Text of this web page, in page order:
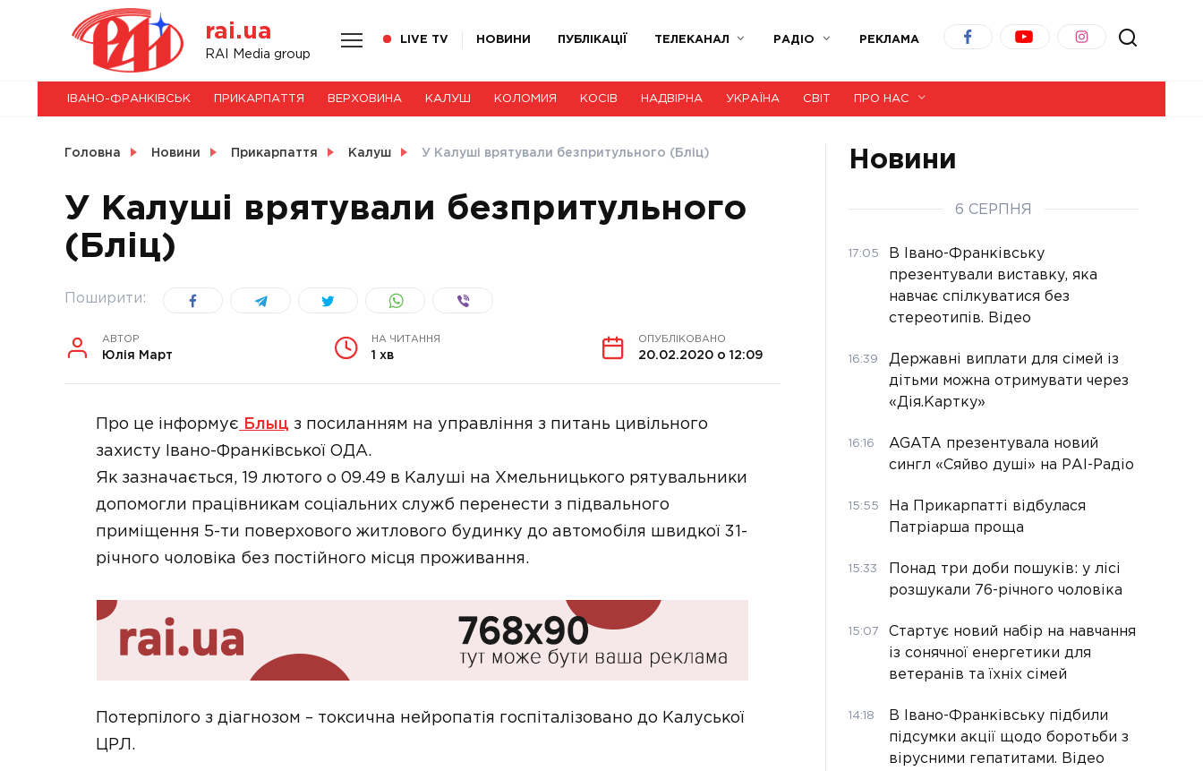
rai.ua
RAI Media group
LIVE TV НОВИНИ ПУБЛІКАЦІЇ ТЕЛЕКАНАЛ РАДІО РЕКЛАМА
НОВИНИ
СВІТ
УКРАЇНА
ІВАНО-ФРАНКІВСЬК ПРИКАРПАТТЯ ВЕРХОВИНА КАЛУШ КОЛОМИЯ КОСІВ НАДВІРНА УКРАЇНА СВІТ ПРО НАС
Головна Новини Прикарпаття Калуш У Калуші врятували безпритульного (Бліц)
У Калуші врятували безпритульного
(Бліц)
Поширити:
АВТОР
Юлія Март
НА ЧИТАННЯ
1 хв
ОПУБЛІКОВАНО
20.02.2020 о 12:09
Про це інформує Блыц з посиланням на управління з питань цивільного
захисту Івано-Франківської ОДА.
Як зазначається, 19 лютого о 09.49 в Калуші на Хмельницького рятувальники
допомогли працівникам соціальних служб перенести з підвального
приміщення 5-ти поверхового житлового будинку до автомобіля швидкої 31-
річного чоловіка без постійного місця проживання.
Потерпілого з діагнозом – токсична нейропатія госпіталізовано до Калуської
ЦРЛ.
Новини
6 СЕРПНЯ
17:05
В Івано-Франківську
презентували виставку, яка
навчає спілкуватися без
стереотипів. Відео
16:39
Державні виплати для сімей із
дітьми можна отримувати через
«Дія.Картку»
16:16
AGATA презентувала новий
сингл «Сяйво душі» на РАІ-Радіо
15:55
На Прикарпатті відбулася
Патріарша проща
15:33
Понад три доби пошуків: у лісі
розшукали 76-річного чоловіка
15:07
Стартує новий набір на навчання
із сонячної енергетики для
ветеранів та їхніх сімей
14:18
В Івано-Франківську підбили
підсумки акції щодо боротьби з
вірусними гепатитами. Відео